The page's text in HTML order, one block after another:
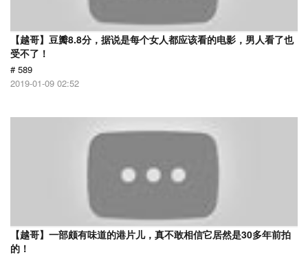
【越哥】豆瓣8.8分，据说是每个女人都应该看的电影，男人看了也
受不了！
# 589
2019-01-09 02:52
【越哥】一部颇有味道的港片儿，真不敢相信它居然是30多年前拍
的！